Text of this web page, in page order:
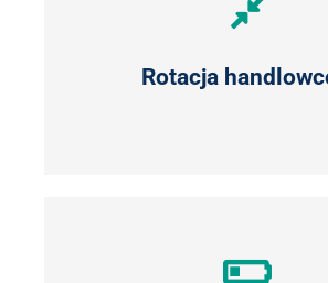
Rotacja